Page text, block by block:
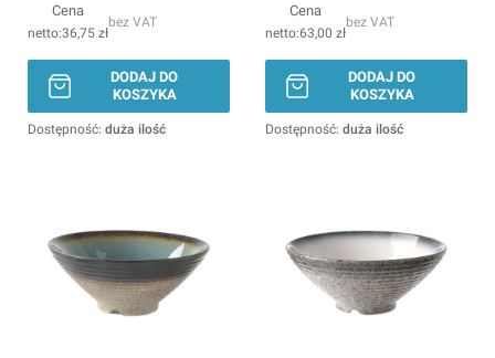
Cena
36,75 zł
bez VAT
DODAJ DO
KOSZYKA
Dostępność: duża ilość
Cena
63,00 zł
bez VAT
DODAJ DO
KOSZYKA
Dostępność: duża ilość